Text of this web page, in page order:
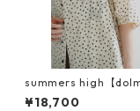
summers high【
eve Survive shirt】
¥18,700